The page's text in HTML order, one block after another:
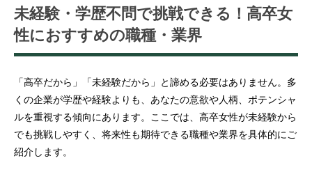
未経験・学歴不問で挑戦できる！高卒女
性におすすめの職種・業界
「高卒だから」「未経験だから」と諦める必要はありません。多
くの企業が学歴や経験よりも、あなたの意欲や人柄、ポテンシャ
ルを重視する傾向にあります。ここでは、高卒女性が未経験から
でも挑戦しやすく、将来性も期待できる職種や業界を具体的にご
紹介します。